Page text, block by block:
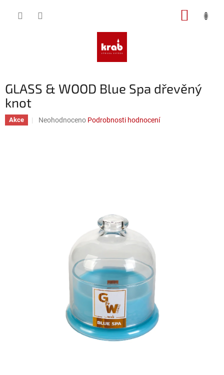
GLASS & WOOD Blue Spa dřevěný
knot
Akce
Průměrné
Neohodnoceno Podrobnosti hodnocení